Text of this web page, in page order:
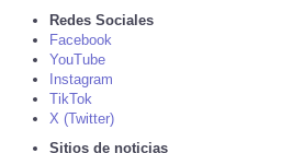
SHOPPING
Daily Deals
Redes Sociales
Facebook
YouTube
Instagram
TikTok
X (Twitter)
Sitios de noticias